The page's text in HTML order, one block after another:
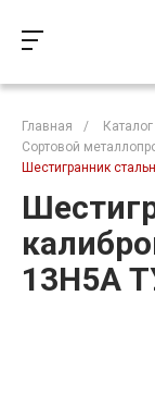
Главная /
Сортовой
Шестигранник
13Н5А